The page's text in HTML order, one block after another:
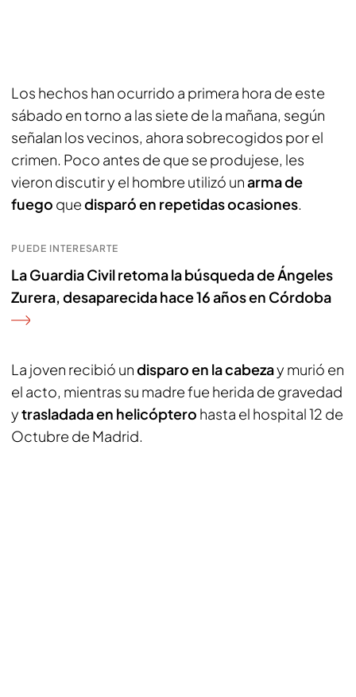
Los hechos han ocurrido a primera hora de este
sábado en torno a las siete de la mañana, según
señalan los vecinos, ahora sobrecogidos por el
crimen. Poco antes de que se produjese, les
vieron discutir y el hombre utilizó unarma de
fuego quedisparó en repetidas ocasiones.
PUEDE INTERESARTE
La Guardia Civil retoma la búsqueda de Ángeles
Zurera, desaparecida hace 16 años en Córdoba
La joven recibió undisparo en la cabezay murió en
el acto, mientras su madre fue herida de gravedad
ytrasladada en helicóptero hasta el hospital 12 de
Octubre de Madrid.